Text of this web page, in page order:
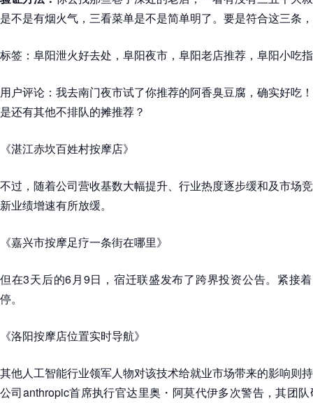
是不是有烟火气，三看菜单是不是简单明了。要是符合这三条
标签：阜阳泄火好去处，阜阳夜市，阜阳老店推荐，阜阳小吃
用户评论： 我去南门夜市试了你推荐的阿香臭豆腐，确实好吃
是还有其他不排队的摊推荐？
《湛江赤坎百姓村按摩店》
不过，随着公司营收基数大幅提升、行业热度逐步缓和及市场
新业绩增速有所放缓。
《嘉兴市按摩足疗一条街在哪里》
但在3天后的6月9日，宿迁联盛发布了跨界投资公告。紧接
停。
《洛阳按摩店位置实时导航》
其他人工智能行业领军人物对该技术给就业市场带来的影响则
公司anthropic首席执行官达里奥・阿莫代伊多次警告，其团